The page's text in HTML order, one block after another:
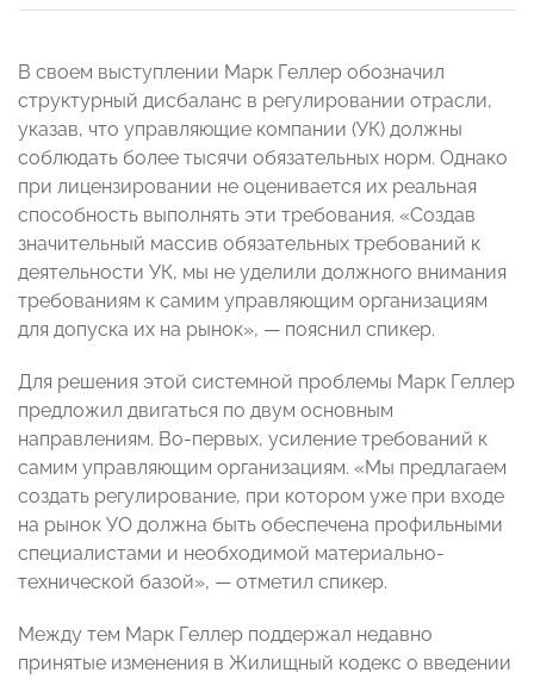
В своем выступлении Марк Геллер обозначил
структурный дисбаланс в регулировании отрасли,
указав, что управляющие компании (УК) должны
соблюдать более тысячи обязательных норм. Однако
при лицензировании не оценивается их реальная
способность выполнять эти требования. «Создав
значительный массив обязательных требований к
деятельности УК, мы не уделили должного внимания
требованиям к самим управляющим организациям
для допуска их на рынок», — пояснил спикер.
Для решения этой системной проблемы Марк Геллер
предложил двигаться по двум основным
направлениям. Во-первых, усиление требований к
самим управляющим организациям. «Мы предлагаем
создать регулирование, при котором уже при входе
на рынок УО должна быть обеспечена профильными
специалистами и необходимой материально-
технической базой», — отметил спикер.
Между тем Марк Геллер поддержал недавно
принятые изменения в Жилищный кодекс о введении